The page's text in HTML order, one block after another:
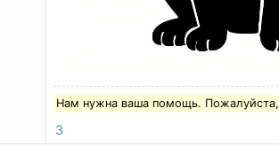
Нам нужна ваша помощь. Пожалуйста,
3